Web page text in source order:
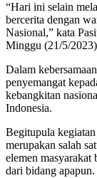
“Hari ini selain
bercerita dengan
Nasional,” kata
Minggu (21/5/
Dalam
penyemangat
kebangkitan
Indonesia.
Begitupula
merupakan salah
elemen masyarakat
dari bidang apapun.